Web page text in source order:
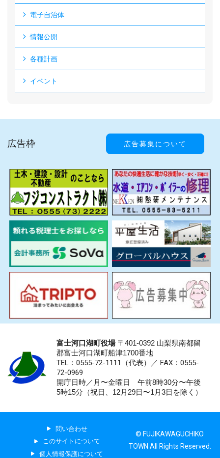
電子自治体
情報公開
各種計画
イベント
広告枠 広告募集について
富士河口湖町役場〒401-0392 山梨県南都留
郡富士河口湖町船津1700番地
TEL：0555-72-1111 （代表）／ FAX：0555-
72-0969
開庁日時／月〜金曜日 午前8時30分〜午後
5時15分（祝日、12月29日〜1月3日を除く）
問い合わせ
このサイトについて
個人情報保護について
© FUJIKAWAGUCHIKO
TOWN All Rights Reserved.